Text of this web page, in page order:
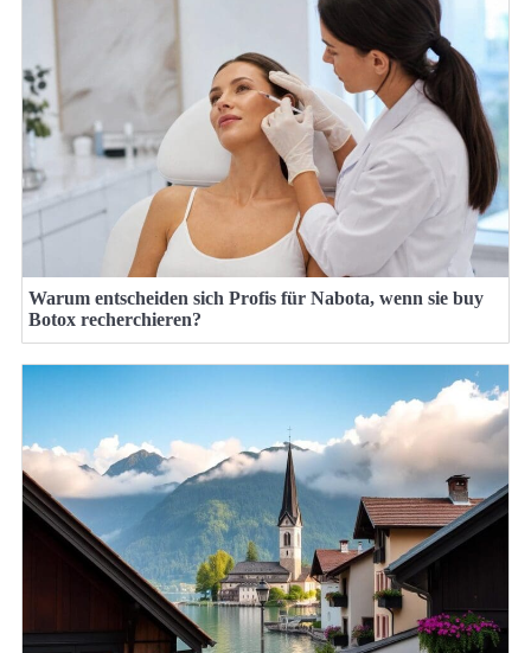
Warum entscheiden sich Profis für Nabota, wenn sie buy
Botox recherchieren?